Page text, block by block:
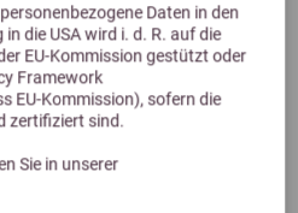
Daten in den
die USA wird i. d. R. auf die
EU-Kommission gestützt oder
Framework
EU-Kommission), sofern die
zertifiziert sind.
Sie in unserer
Produkte